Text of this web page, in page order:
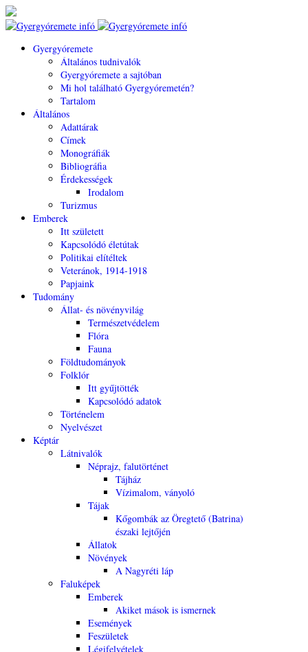
Gyergyóremete
Általános tudnivalók
Gyergyóremete a sajtóban
Mi hol található Gyergyóremetén?
Tartalom
Általános
Adattárak
Címek
Monográfiák
Bibliográfia
Érdekességek
Irodalom
Turizmus
Emberek
Itt született
Kapcsolódó életútak
Politikai elítéltek
Veteránok, 1914-1918
Papjaink
Tudomány
Állat- és növényvilág
Természetvédelem
Flóra
Fauna
Földtudományok
Folklór
Itt gyűjtötték
Kapcsolódó adatok
Történelem
Nyelvészet
Képtár
Látnivalók
Néprajz, falutörténet
Tájház
Vízimalom, ványoló
Tájak
Kőgombák az Öregtető (Batrina)
északi lejtőjén
Állatok
Növények
A Nagyréti láp
Faluképek
Emberek
Akiket mások is ismernek
Események
Feszületek
Légifelvételek